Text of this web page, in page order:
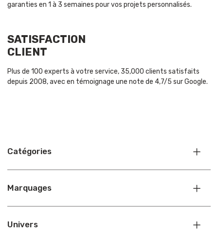
garanties en 1 à 3 semaines pour vos projets personnalisés.
SATISFACTION
CLIENT
Plus de 100 experts à votre service, 35,000 clients satisfaits
depuis 2008, avec en témoignage une note de 4,7/5 sur Google.
Catégories
Marquages
Univers